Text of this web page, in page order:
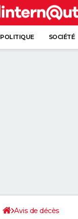
POLITIQUE SOCIÉTÉ
Avis de décès